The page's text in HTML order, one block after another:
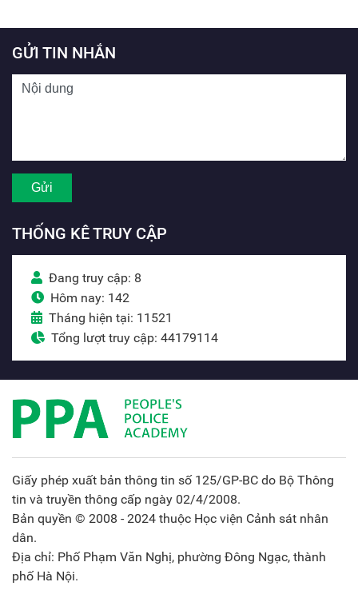
GỬI TIN NHẮN
THỐNG KÊ TRUY CẬP
Đang truy cập: 8
Hôm nay: 142
Tháng hiện tại: 11521
Tổng lượt truy cập: 44179114
Giấy phép xuất bản thông tin số 125/GP-BC do Bộ Thông
tin và truyền thông cấp ngày 02/4/2008.
Bản quyền © 2008 - 2024 thuộc Học viện Cảnh sát nhân
dân.
Địa chỉ: Phố Phạm Văn Nghị, phường Đông Ngạc, thành
phố Hà Nội.